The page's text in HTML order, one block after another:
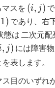
スを (i,j)
(i, j)
1) であり、右
態は 二次元配
, j) には障害物
表します。
目のいずれ